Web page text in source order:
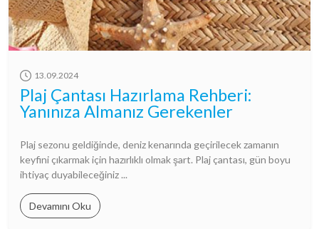
13.09.2024
Plaj Çantası Hazırlama Rehberi:
Yanınıza Almanız Gerekenler
Plaj sezonu geldiğinde, deniz kenarında geçirilecek zamanın
keyfini çıkarmak için hazırlıklı olmak şart. Plaj çantası, gün boyu
ihtiyaç duyabileceğiniz ...
Devamını Oku